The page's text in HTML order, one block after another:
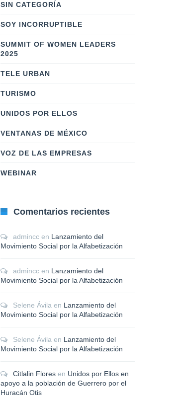
SIN CATEGORÍA
SOY INCORRUPTIBLE
SUMMIT OF WOMEN LEADERS
2025
TELE URBAN
TURISMO
UNIDOS POR ELLOS
VENTANAS DE MÉXICO
VOZ DE LAS EMPRESAS
WEBINAR
Comentarios recientes
admincc en Lanzamiento del
Movimiento Social por la Alfabetización
admincc en Lanzamiento del
Movimiento Social por la Alfabetización
Selene Ávila en Lanzamiento del
Movimiento Social por la Alfabetización
Selene Ávila en Lanzamiento del
Movimiento Social por la Alfabetización
Citlalin Flores en Unidos por Ellos en
apoyo a la población de Guerrero por el
Huracán Otis